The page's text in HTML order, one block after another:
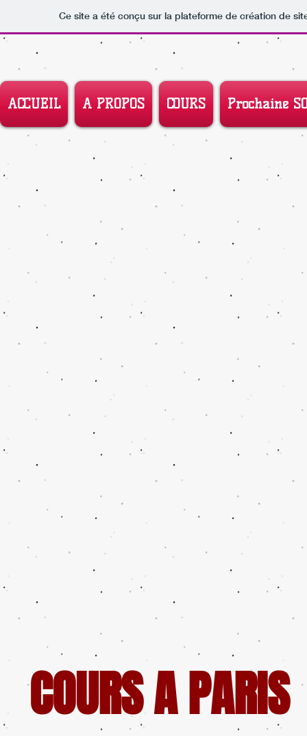
Ce site a été conçu sur la plateforme de création de
ACCUEIL A PROPOS COURS Prochaine
COURS A PARIS